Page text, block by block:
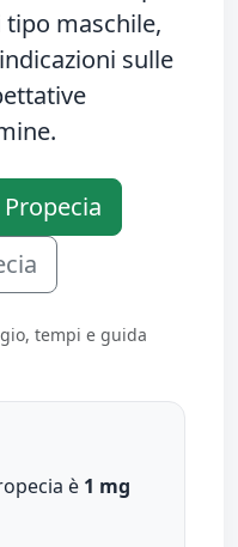
maschile,
sulle
tempi e guida
è 1 mg